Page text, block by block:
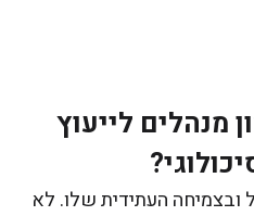
מנהלים לייעוץ
ובצמיחה העתידית שלו. לא